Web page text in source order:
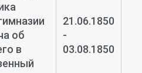
об
в
21.06.1850
-
03.08.1850